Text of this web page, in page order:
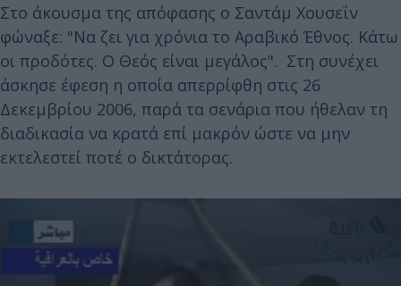
Στο άκουσμα της απόφασης ο Σαντάμ Χουσεΐν
φώναξε: "Να ζει για χρόνια το Αραβικό Έθνος. Κάτω
οι προδότες. Ο Θεός είναι μεγάλος". Στη συνέχει
άσκησε έφεση η οποία απερρίφθη στις 26
Δεκεμβρίου 2006, παρά τα σενάρια που ήθελαν τη
διαδικασία να κρατά επί μακρόν ώστε να μην
εκτελεστεί ποτέ ο δικτάτορας.